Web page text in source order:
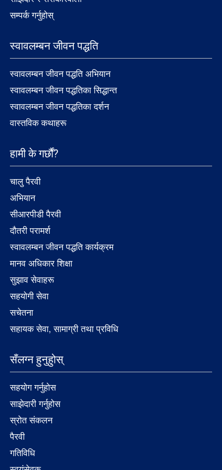
सम्पर्क गर्नुहोस्
स्वावलम्बन जीवन पद्धति
स्वावलम्बन जीवन पद्धति अभियान
स्वावलम्बन जीवन पद्धतिका सिद्धान्त
स्वावलम्बन जीवन पद्धतिका दर्शन
वास्तविक कथाहरू
हामी के गर्छौं?
चालु पैरवी
अभियान
सीआरपीडी पैरवी
दौतरी परामर्श
स्वावलम्बन जीवन पद्धति कार्यक्रम
मानव अधिकार शिक्षा
सुझाव सेवाहरू
सहयोगी सेवा
सचेतना
सहायक सेवा, सामाग्री तथा प्रविधि
सँलग्न हुनुहुोस्
सहयोग गर्नुहोस
साझेदारी गर्नुहोस
स्रोत संकलन
पैरवी
गतिविधि